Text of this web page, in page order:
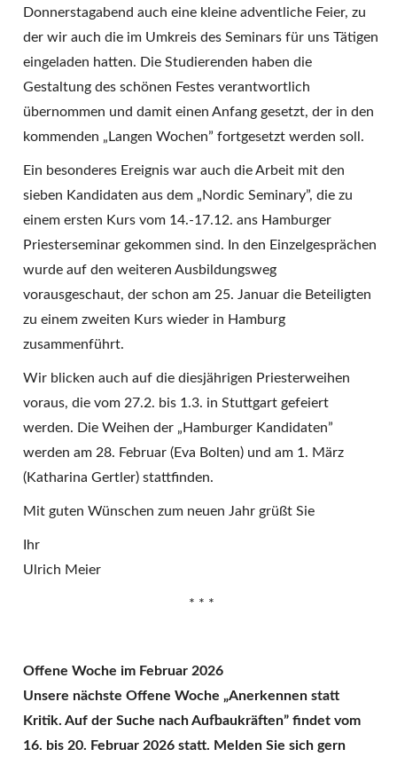
Donnerstagabend auch eine kleine adventliche Feier, zu
der wir auch die im Umkreis des Seminars für uns Tätigen
eingeladen hatten. Die Studierenden haben die
Gestaltung des schönen Festes verantwortlich
übernommen und damit einen Anfang gesetzt, der in den
kommenden „Langen Wochen” fortgesetzt werden soll.
Ein besonderes Ereignis war auch die Arbeit mit den
sieben Kandidaten aus dem „Nordic Seminary”, die zu
einem ersten Kurs vom 14.-17.12. ans Hamburger
Priesterseminar gekommen sind. In den Einzelgesprächen
wurde auf den weiteren Ausbildungsweg
vorausgeschaut, der schon am 25. Januar die Beteiligten
zu einem zweiten Kurs wieder in Hamburg
zusammenführt.
Wir blicken auch auf die diesjährigen Priesterweihen
voraus, die vom 27.2. bis 1.3. in Stuttgart gefeiert
werden. Die Weihen der „Hamburger Kandidaten”
werden am 28. Februar (Eva Bolten) und am 1. März
(Katharina Gertler) stattfinden.
Mit guten Wünschen zum neuen Jahr grüßt Sie
Ihr
Ulrich Meier
* * *
Offene Woche im Februar 2026
Unsere nächste Offene Woche„Anerkennen statt
Kritik. Auf der Suche nach Aufbaukräften” findet vom
16. bis 20. Februar 2026 statt. Melden Sie sich gern